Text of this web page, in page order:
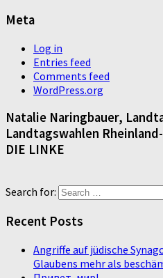
Meta
Log in
Entries feed
Comments feed
WordPress.org
Natalie Naringbauer,
Landtagswahlen
DIE LINKE
Search for:
Recent Posts
Angriffe auf jüdische
Glaubens mehr als